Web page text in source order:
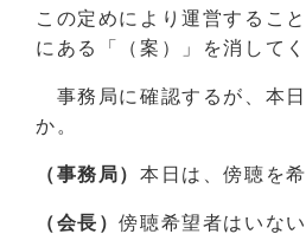
この定めにより運営するこ
にある「（案）」を消してく
事務局に確認するが、本
か。
（事務局） 本日は、傍聴を
（会長）傍聴希望者はいな